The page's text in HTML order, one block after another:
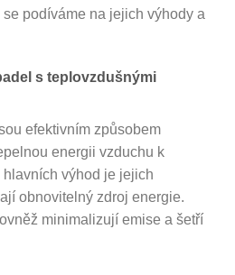
podíváme na jejich výhody a
s teplovzdušnými
efektivním způsobem
energii vzduchu k
výhod je jejich
obnovitelný zdroj energie.
minimalizují emise a šetří